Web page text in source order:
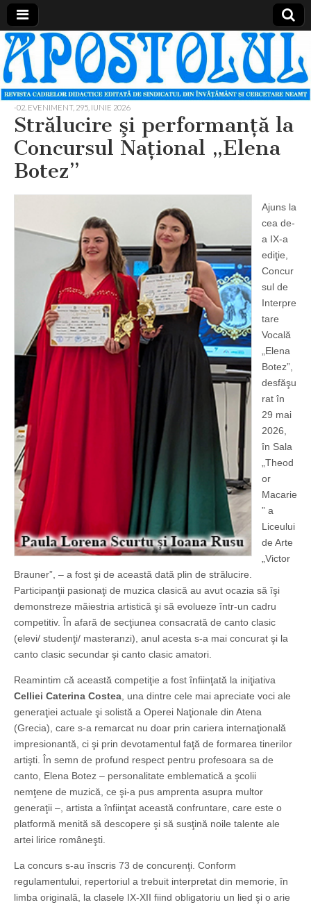
Apostolul
Revista
cadrelor
didactice
din
judetul
Neamt
-02. EVENIMENT, 295, IUNIE 2026
Strălucire şi performanţă la
Concursul Naţional „Elena
Botez”
Ajuns la
cea de-
a IX-a
ediţie,
Concur
sul de
Interpre
tare
Vocală
„Elena
Botez”,
desfăşu
rat în
29 mai
2026,
în Sala
„Theod
or
Macarie
” a
Liceului
de Arte
„Victor
Brauner”, – a fost şi de această dată plin de strălucire.
Participanţii pasionaţi de muzica clasică au avut ocazia să îşi
demonstreze măiestria artistică şi să evolueze într-un cadru
competitiv. În afară de secţiunea consacrată de canto clasic
(elevi/ studenţi/ masteranzi), anul acesta s-a mai concurat şi la
canto clasic secundar şi canto clasic amatori.
Reamintim că această competiţie a fost înfiinţată la iniţiativa
Celliei Caterina Costea, una dintre cele mai apreciate voci ale
generaţiei actuale şi solistă a Operei Naţionale din Atena
(Grecia), care s-a remarcat nu doar prin cariera internaţională
impresionantă, ci şi prin devotamentul faţă de formarea tinerilor
artişti. În semn de profund respect pentru profesoara sa de
canto, Elena Botez – personalitate emblematică a şcolii
nemţene de muzică, ce şi-a pus amprenta asupra multor
generaţii –, artista a înfiinţat această confruntare, care este o
platformă menită să descopere şi să susţină noile talente ale
artei lirice româneşti.
La concurs s-au înscris 73 de concurenţi. Conform
regulamentului, repertoriul a trebuit interpretat din memorie, în
limba originală, la clasele IX-XII fiind obligatoriu un lied şi o arie